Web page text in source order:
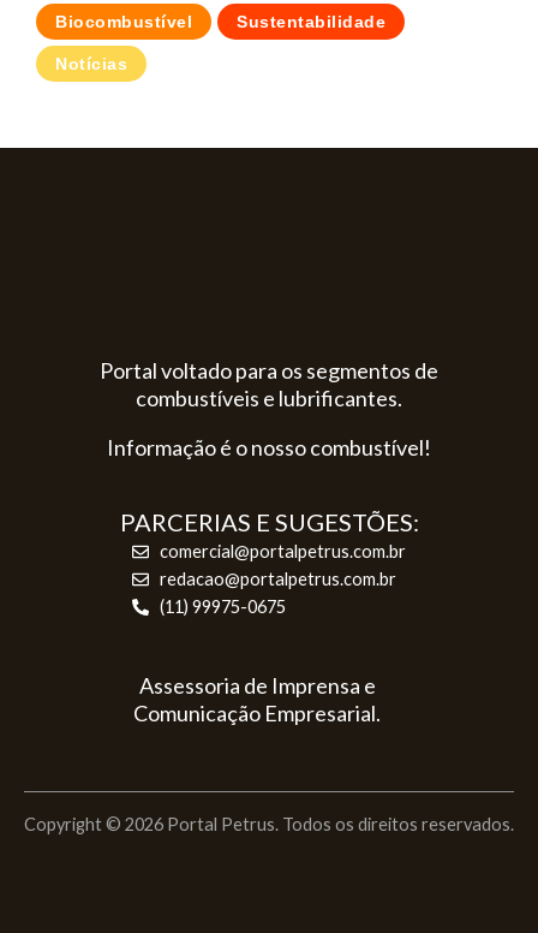
Biocombustível Sustentabilidade
Notícias
Portal voltado para os segmentos de
combustíveis e lubrificantes.
Informação é o nosso combustível!
PARCERIAS E SUGESTÕES:
comercial@portalpetrus.com.br
redacao@portalpetrus.com.br
(11) 99975-0675
Assessoria de Imprensa e
Comunicação Empresarial.
Copyright © 2026 Portal Petrus. Todos os direitos reservados.